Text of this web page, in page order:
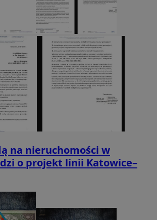
na nieruchomości w
o projekt linii Katowice–